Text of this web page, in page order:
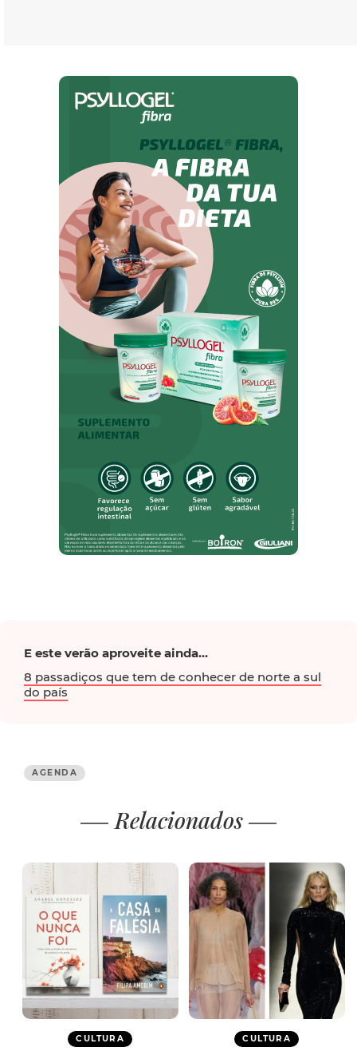
E este verão aproveite ainda...
8 passadiços que tem de conhecer de norte a sul
do país
AGENDA
Relacionados
CULTURA CULTURA